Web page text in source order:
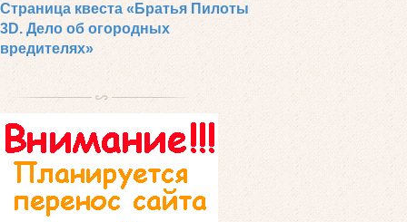
Страница квеста «Братья Пилоты
3D. Дело об огородных
вредителях»